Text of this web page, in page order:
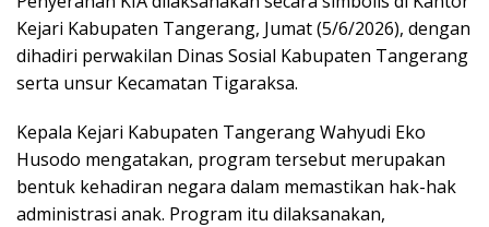
Kejari Kabupaten Tangerang, Jumat (5/6/2026), dengan
dihadiri perwakilan Dinas Sosial Kabupaten Tangerang
serta unsur Kecamatan Tigaraksa.
Kepala Kejari Kabupaten Tangerang Wahyudi Eko
Husodo mengatakan, program tersebut merupakan
bentuk kehadiran negara dalam memastikan hak-hak
administrasi anak. Program itu dilaksanakan,